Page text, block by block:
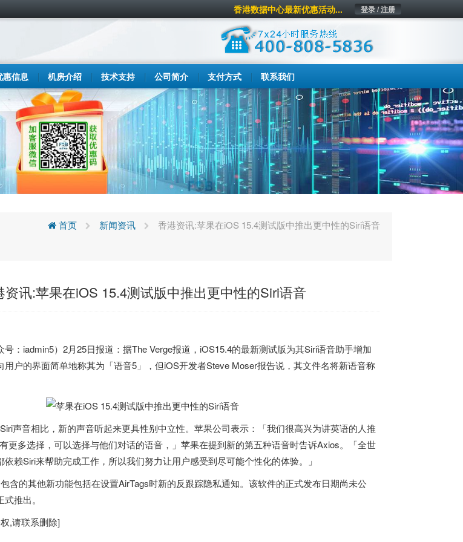
登录 / 注册
香港数据中心最新优惠活动...
惠信息 机房介绍 技术支持 公司简介 支付方式 联系我们
首页 新闻资讯 香港资讯:苹果在iOS 15.4测试版中推出更中性的Siri语音
资讯:苹果在iOS 15.4测试版中推出更中性的Siri语音
号：iadmin5）2月25日报道：据The Verge报道，iOS15.4的最新测试版为其Siri语音助手增加
用户的界面简单地称其为「语音5」，但iOS开发者Steve Moser报告说，其文件名将新语音称
声音相比，新的声音听起来更具性别中立性。苹果公司表示：「我们很高兴为讲英语的人推
更多选择，可以选择与他们对话的语音，」苹果在提到新的第五种语音时告诉Axios。「全世
赖Siri来帮助完成工作，所以我们努力让用户感受到尽可能个性化的体验。」
含的其他新功能包括在设置AirTags时新的反跟踪隐私通知。该软件的正式发布日期尚未公
推出。
,请联系删除]